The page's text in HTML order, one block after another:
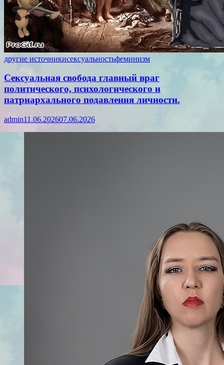
другие источникисексуальностьфеминизм
Сексуальная свобода главный враг
политического, психологического и
патриархального подавления личности.
admin11.06.202607.06.2026